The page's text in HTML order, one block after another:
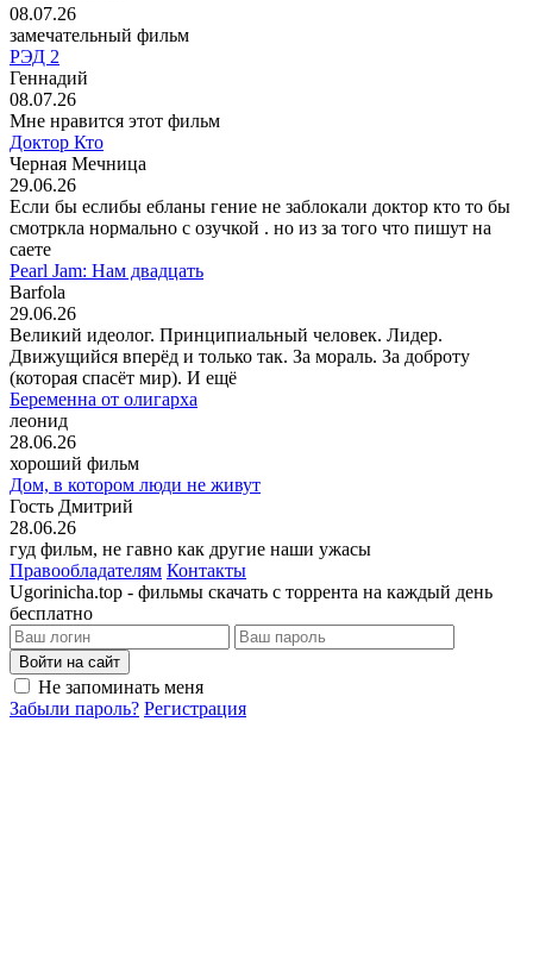
08.07.26
замечательный фильм
РЭД 2
Геннадий
08.07.26
Мне нравится этот фильм
Доктор Кто
Черная Мечница
29.06.26
Если бы еслибы ебланы гение не заблокали доктор кто то бы
смотркла нормально с озучкой . но из за того что пишут на
саете
Pearl Jam: Нам двадцать
Barfola
29.06.26
Великий идеолог. Принципиальный человек. Лидер.
Движущийся вперёд и только так. За мораль. За доброту
(которая спасёт мир). И ещё
Беременна от олигарха
леонид
28.06.26
хороший фильм
Дом, в котором люди не живут
Гость Дмитрий
28.06.26
гуд фильм, не гавно как другие наши ужасы
Правообладателям Контакты
Ugorinicha.top - фильмы скачать с торрента на каждый день
бесплатно
Войти на сайт
Не запоминать меня
Забыли пароль? Регистрация